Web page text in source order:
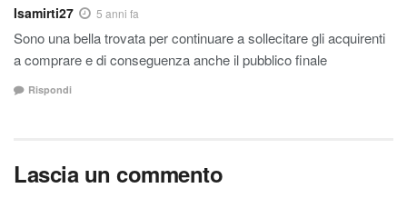
Isamirti27 5 anni fa
Sono una bella trovata per continuare a sollecitare gli acquirenti
a comprare e di conseguenza anche il pubblico finale
Rispondi
Lascia un commento